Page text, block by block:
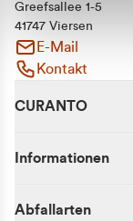
Greefsallee 1-5
41747 Viersen
E-Mail
Kontakt
CURANTO
Informationen
Abfallarten